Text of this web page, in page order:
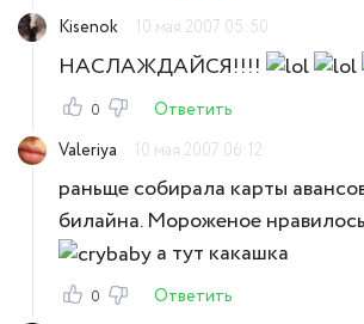
Kisenok
10 мая 2007 05:50
НАСЛАЖДАЙСЯ!!!!
0
Ответить
Valeriya
10 мая 2007 06:12
раньще собирала карты
билайна. Мороженое
а тут какашка
0
Ответить